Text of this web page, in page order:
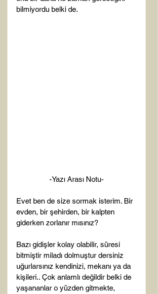
bilmiyordu belki de.
-Yazı Arası Notu-
Evet ben de size sormak isterim. Bir
evden, bir şehirden, bir kalpten
giderken zorlanır mısınız?
Bazı gidişler kolay olabilir, süresi
bitmiştir miladı dolmuştur dersiniz
uğurlarsınız kendinizi, mekanı ya da
kişileri.. Çok anlamlı değildir belki de
yaşananlar o yüzden gitmekte,